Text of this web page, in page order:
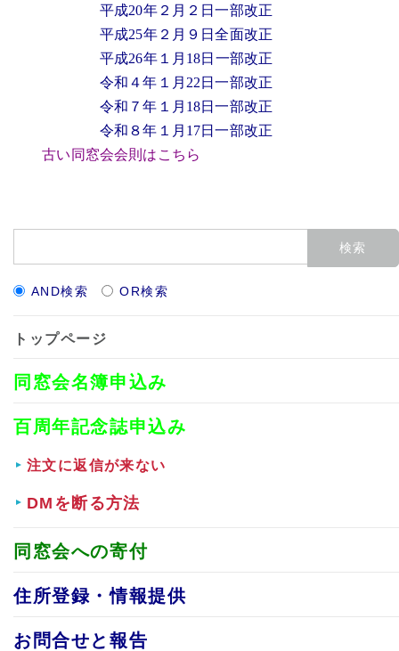
平成20年２月２日一部改正
平成25年２月９日全面改正
平成26年１月18日一部改正
令和４年１月22日一部改正
令和７年１月18日一部改正
令和８年１月17日一部改正
古い同窓会会則はこちら
AND検索 OR検索
トップページ
同窓会名簿申込み
百周年記念誌申込み
注文に返信が来ない
DMを断る方法
同窓会への寄付
住所登録・情報提供
お問合せと報告